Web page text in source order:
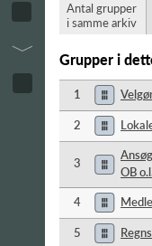
Antal grupper
i samme arkiv
Grupper i
1
2
3
OB
4
5